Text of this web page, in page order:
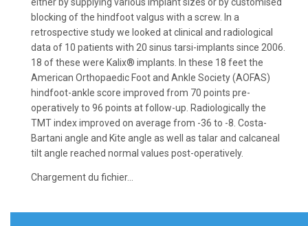
blocking of the hindfoot valgus with a screw. In a
retrospective study we looked at clinical and radiological
data of 10 patients with 20 sinus tarsi-implants since 2006.
18 of these were Kalix® implants. In these 18 feet the
American Orthopaedic Foot and Ankle Society (AOFAS)
hindfoot-ankle score improved from 70 points pre-
operatively to 96 points at follow-up. Radiologically the
TMT index improved on average from -36 to -8. Costa-
Bartani angle and Kite angle as well as talar and calcaneal
tilt angle reached normal values post-operatively.
Chargement du fichier...